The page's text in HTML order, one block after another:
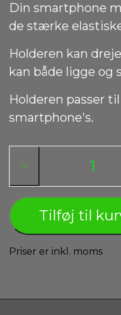
Din smartphone
de stærke
Holderen kan
kan både ligge og
Holderen passer
smartphone's.
−
Tilføj til
Priser er inkl. moms